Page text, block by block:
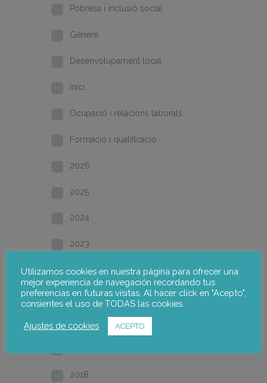
Pobresa i inclusió social
Gènere
Desenvolupament local
Inici
Ocupació i relacions laborals
Formació i qualificació
2026
2025
2024
2023
2022
2021
2020
2018
Utilizamos cookies en nuestra página para ofrecer una
mejor experiencia de navegación recordando tus
preferencias en futuras visitas. Al hacer click en "Acepto",
consientes el uso de TODAS las cookies.
Ajustes de cookies ACEPTO